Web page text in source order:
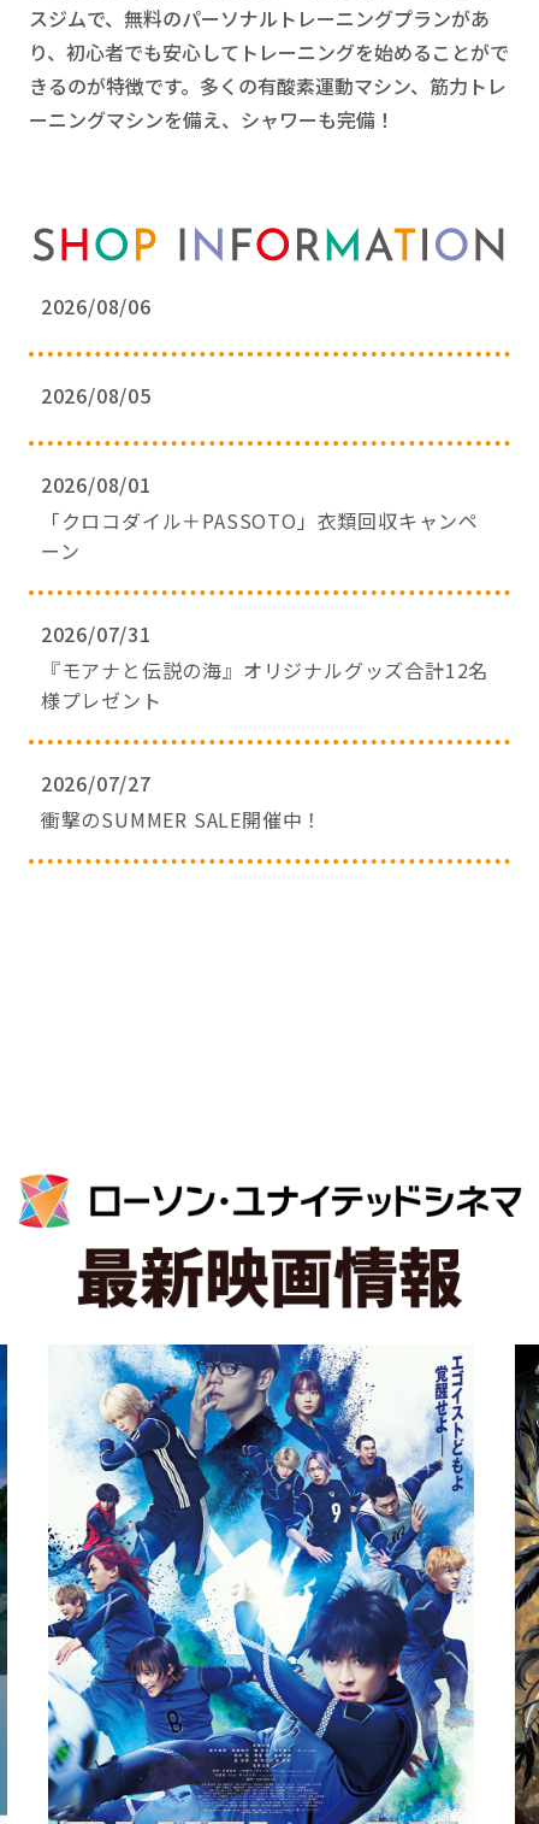
スジムで、無料のパーソナルトレーニングプランがあ
り、初心者でも安心してトレーニングを始めることがで
きるのが特徴です。多くの有酸素運動マシン、筋力トレ
ーニングマシンを備え、シャワーも完備！
2026/08/06
2026/08/05
2026/08/01
「クロコダイル＋PASSOTO」衣類回収キャンペ
ーン
2026/07/31
『モアナと伝説の海』オリジナルグッズ合計12名
様プレゼント
2026/07/27
衝撃のSUMMER SALE開催中！